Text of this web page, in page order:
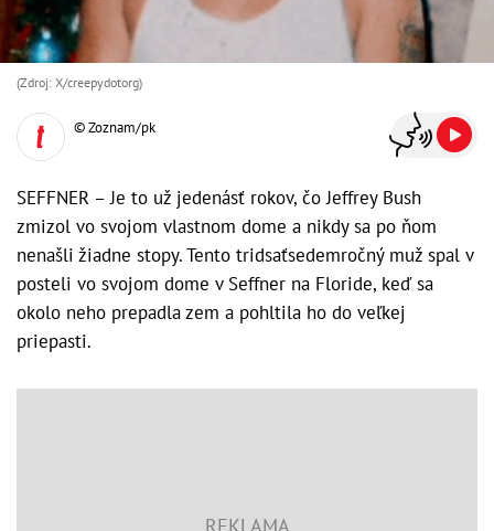
(Zdroj: X/creepydotorg)
© Zoznam/pk
SEFFNER – Je to už jedenásť rokov, čo Jeffrey Bush
zmizol vo svojom vlastnom dome a nikdy sa po ňom
nenašli žiadne stopy. Tento tridsaťsedemročný muž spal v
posteli vo svojom dome v Seffner na Floride, keď sa
okolo neho prepadla zem a pohltila ho do veľkej
priepasti.